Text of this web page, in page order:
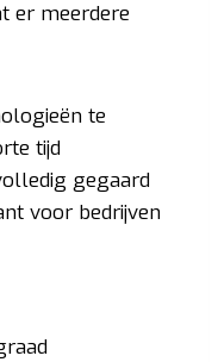
er meerdere
te
tijd
gegaard
voor bedrijven